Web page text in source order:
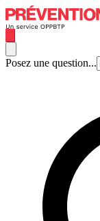
Posez une question...